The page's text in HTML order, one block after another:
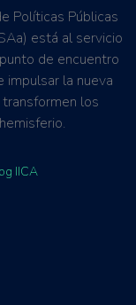
Políticas Públicas
está al servicio
de encuentro
la nueva
los
IICA